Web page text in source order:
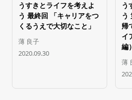
うすきとライフを考えよ
う 最終回 「キャリアをつ
くるうえで大切なこと」
薄 良子
2020.09.30
う
う
帰
イ
編
薄